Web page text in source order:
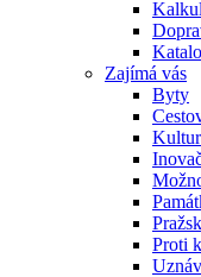
Zajímá vás
Byty
Proti